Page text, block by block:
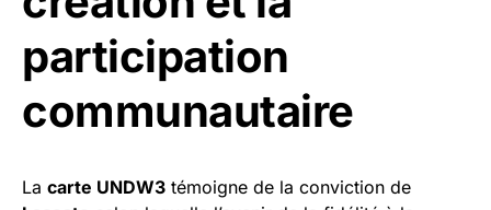
participation
communautaire
La carte UNDW3 témoigne de la conviction de